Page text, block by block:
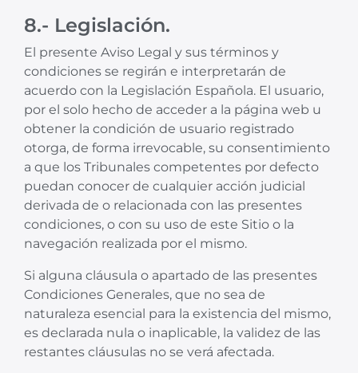
8.- Legislación.
El presente Aviso Legal y sus términos y
condiciones se regirán e interpretarán de
acuerdo con la Legislación Española. El usuario,
por el solo hecho de acceder a la página web u
obtener la condición de usuario registrado
otorga, de forma irrevocable, su consentimiento
a que los Tribunales competentes por defecto
puedan conocer de cualquier acción judicial
derivada de o relacionada con las presentes
condiciones, o con su uso de este Sitio o la
navegación realizada por el mismo.
Si alguna cláusula o apartado de las presentes
Condiciones Generales, que no sea de
naturaleza esencial para la existencia del mismo,
es declarada nula o inaplicable, la validez de las
restantes cláusulas no se verá afectada.